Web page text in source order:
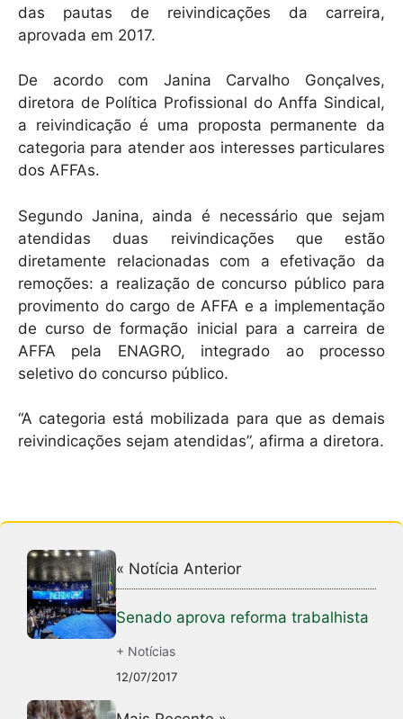
das pautas de reivindicações da carreira,
aprovada em 2017.
De acordo com Janina Carvalho Gonçalves,
diretora de Política Profissional do Anffa Sindical,
a reivindicação é uma proposta permanente da
categoria para atender aos interesses particulares
dos AFFAs.
Segundo Janina, ainda é necessário que sejam
atendidas duas reivindicações que estão
diretamente relacionadas com a efetivação da
remoções: a realização de concurso público para
provimento do cargo de AFFA e a implementação
de curso de formação inicial para a carreira de
AFFA pela ENAGRO, integrado ao processo
seletivo do concurso público.
“A categoria está mobilizada para que as demais
reivindicações sejam atendidas”, afirma a diretora.
« Notícia Anterior
Senado aprova reforma trabalhista
+ Notícias
12/07/2017